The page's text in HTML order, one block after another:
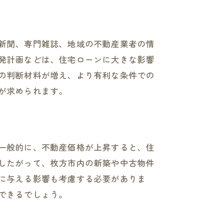
聞、専門雑誌、地域の不動産業者の情
計画などは、住宅ローンに大きな影響
判断材料が増え、より有利な条件での
められます。
般的に、不動産価格が上昇すると、住
たがって、枚方市内の新築や中古物件
える影響も考慮する必要がありま
るでしょう。